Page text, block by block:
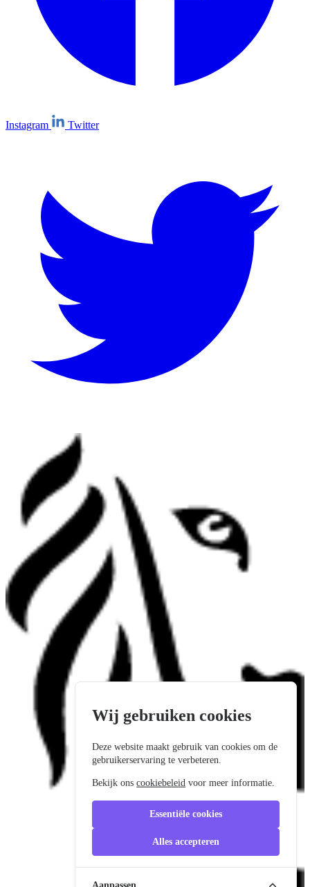
Instagram Twitter
Wij gebruiken cookies
Deze website maakt gebruik van cookies om de
gebruikerservaring te verbeteren.
Bekijk onscookiebeleid voor meer informatie.
Essentiële cookies
Alles accepteren